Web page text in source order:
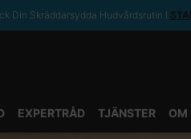
Din Skräddarsydda Hudvårdsrutin ǀ
EXPERTRÅD TJÄNSTER OM